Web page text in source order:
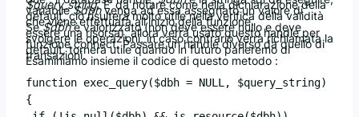
$query_string. E’ da notare come nella dichiarazione della
variabile$dbhvenga ad essa assegnato un valore di
default, ciò risulterà molto utile nella verifica della validità
che viene effettuata all’inizio della funzione.
Se$dbhè valorizzato (non deve essere nullo e deve
essere una risorsa), allora verrà usato questo handle per
svolgere le operazioni, in caso contrario verrà richiamata la
funzione connect. Passare un handle diverso da quello di
default, tornerà utile quando in futuro parleremo di
transazioni.
Esaminiamo insieme il codice di questo metodo :
function exec_query($dbh = NULL, $query_string)
{